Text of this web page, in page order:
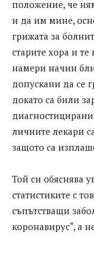
положение, че
и да им мине,
грижата за
старите хора и
намери начин
допускани да се
докато са били
личните лекари
защото са
Той си обяснява
статистиките с
съпътстващи
коронавирус“, а